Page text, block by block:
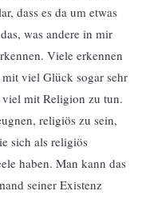
dass es da um etwas
was andere in mir
Viele erkennen
viel Glück sogar sehr
mit Religion zu tun.
religiös zu sein,
sich als religiös
haben. Man kann das
seiner Existenz